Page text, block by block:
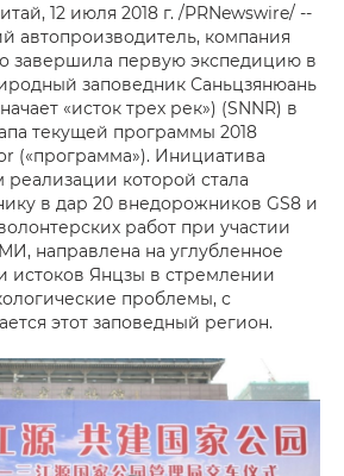
12 июля 2018 г. /PRNewswire/ --
автопроизводитель, компания
завершила первую экспедицию в
заповедник Саньцзянюань
«исток трех рек») (SNNR) в
текущей программы 2018
(«программа»). Инициатива
реализации которой стала
в дар 20 внедорожников GS8 и
работ при участии
направлена на углубленное
истоков Янцзы в стремлении
проблемы, с
этот заповедный регион.